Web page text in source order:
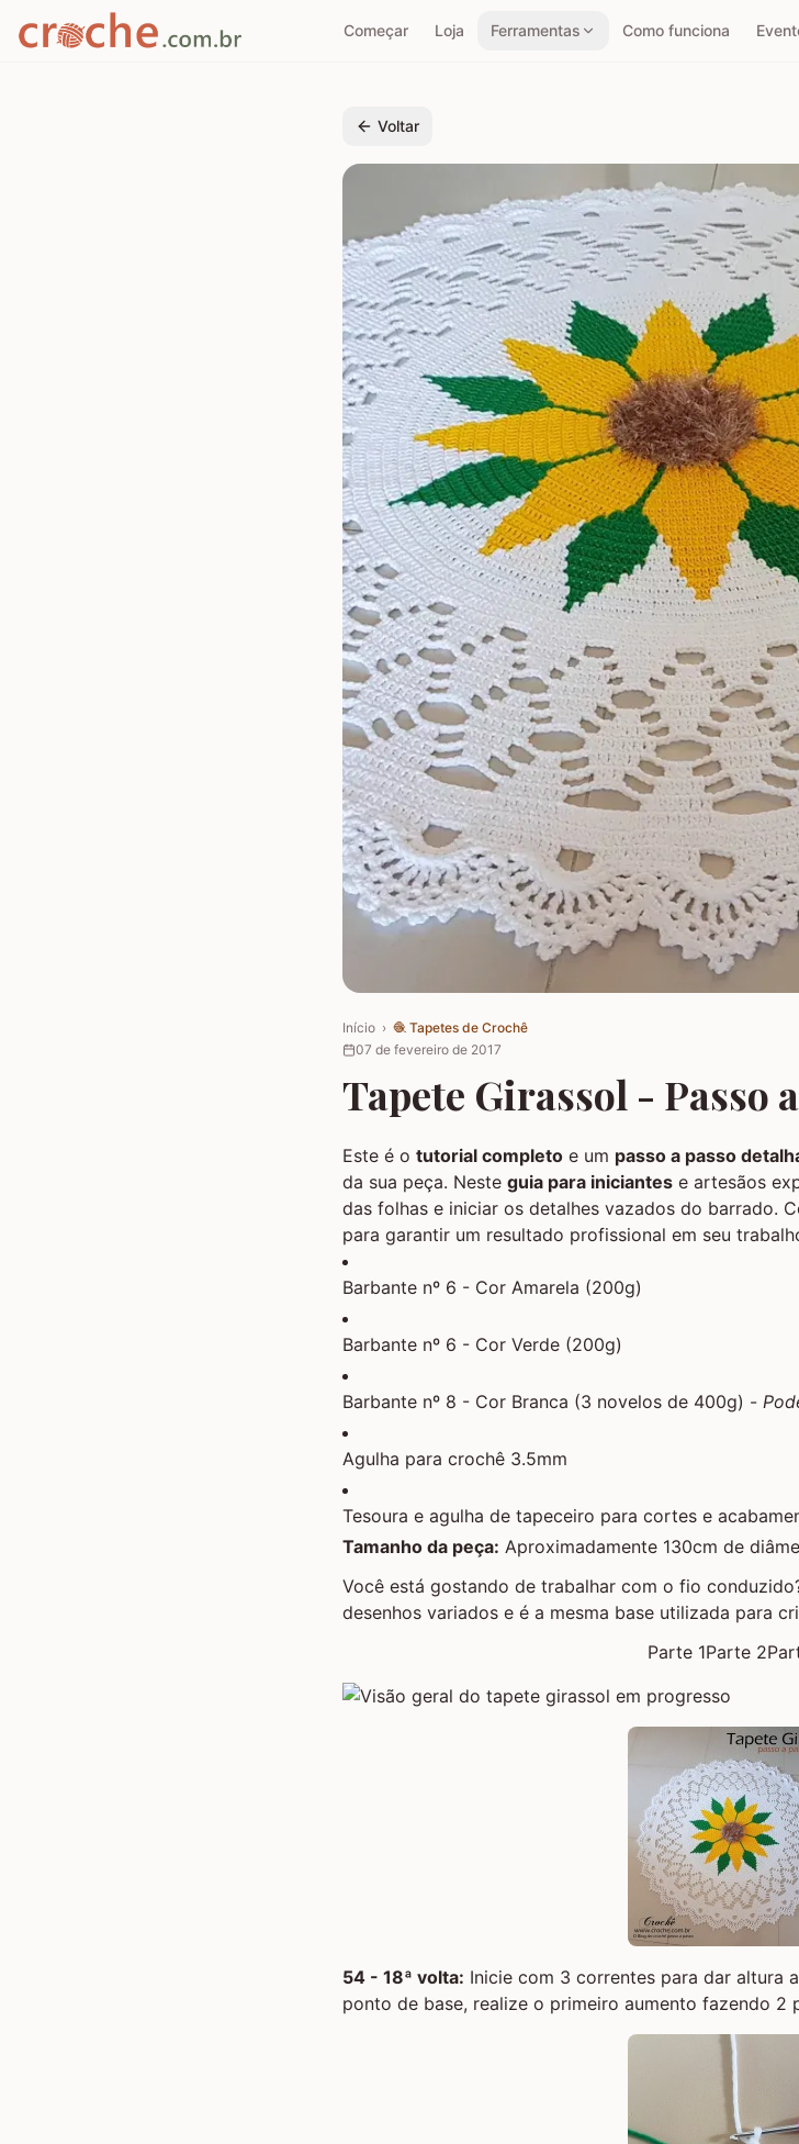
Começar Loja Ferramentas Como funciona
Voltar
Início › 🧶 Tapetes de Crochê
07 de fevereiro de 2017
Tapete Girassol - Passo
Este é o tutorial completo e um passo a passo
da sua peça. Neste guia para iniciantes e artesãos
das folhas e iniciar os detalhes vazados do barrado.
para garantir um resultado profissional em seu
Barbante nº 6 - Cor Amarela (200g)
Barbante nº 6 - Cor Verde (200g)
Barbante nº 8 - Cor Branca (3 novelos de 400g) -
Agulha para crochê 3.5mm
Tesoura e agulha de tapeceiro para cortes e
Tamanho da peça: Aproximadamente 130cm de
Você está gostando de trabalhar com o fio
desenhos variados e é a mesma base utilizada para
Parte 1Parte 2
54 - 18ª volta: Inicie com 3 correntes para dar altura
ponto de base, realize o primeiro aumento fazendo 2